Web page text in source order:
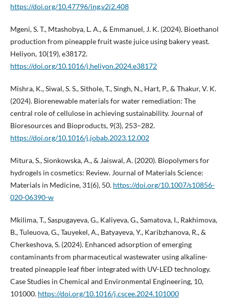
https://doi.org/10.47796/ing.v2i2.408
Mgeni, S. T., Mtashobya, L. A., & Emmanuel, J. K. (2024). Bioethanol
production from pineapple fruit waste juice using bakery yeast.
Heliyon, 10(19), e38172.
https://doi.org/10.1016/j.heliyon.2024.e38172
Mishra, K., Siwal, S. S., Sithole, T., Singh, N., Hart, P., & Thakur, V. K.
(2024). Biorenewable materials for water remediation: The
central role of cellulose in achieving sustainability. Journal of
Bioresources and Bioproducts, 9(3), 253–282.
https://doi.org/10.1016/j.jobab.2023.12.002
Mitura, S., Sionkowska, A., & Jaiswal, A. (2020). Biopolymers for
hydrogels in cosmetics: Review. Journal of Materials Science:
Materials in Medicine, 31(6), 50. https://doi.org/10.1007/s10856-
020-06390-w
Mkilima, T., Saspugayeva, G., Kaliyeva, G., Samatova, I., Rakhimova,
B., Tuleuova, G., Tauyekel, A., Batyayeva, Y., Karibzhanova, R., &
Cherkeshova, S. (2024). Enhanced adsorption of emerging
contaminants from pharmaceutical wastewater using alkaline-
treated pineapple leaf fiber integrated with UV-LED technology.
Case Studies in Chemical and Environmental Engineering, 10,
101000. https://doi.org/10.1016/j.cscee.2024.101000